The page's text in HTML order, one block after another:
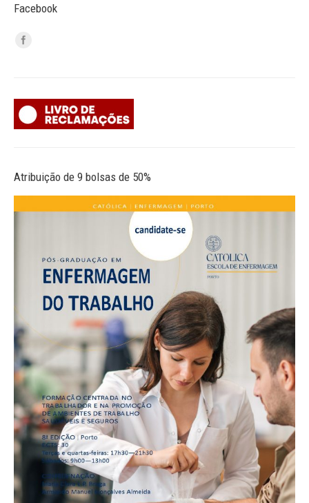
Facebook
Atribuição de 9 bolsas de 50%